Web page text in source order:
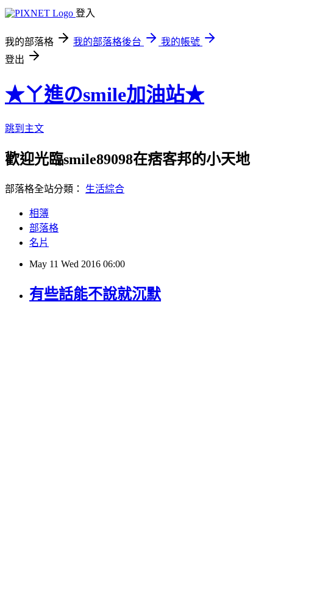
登入
我的部落格 我的部落格後台
我的帳號
登出
★ㄚ進のsmile加油站★
跳到主文
歡迎光臨smile89098在痞客邦的小天地
部落格全站分類： 生活綜合
相簿
部落格
名片
May 11 Wed 2016 06:00
有些話能不說就沉默